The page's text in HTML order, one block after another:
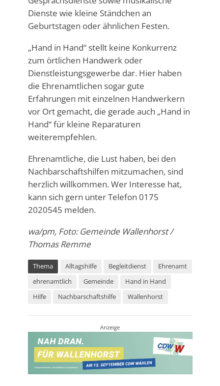
Dienste wie kleine Ständchen an
Geburtstagen oder ähnlichen Festen.
„Hand in Hand“ stellt keine Konkurrenz
zum örtlichen Handwerk oder
Dienstleistungsgewerbe dar. Hier haben
die Ehrenamtlichen sogar gute
Erfahrungen mit einzelnen Handwerkern
vor Ort gemacht, die gerade auch „Hand in
Hand“ für kleine Reparaturen
weiterempfehlen.
Ehrenamtliche, die Lust haben, bei den
Nachbarschaftshilfen mitzumachen, sind
herzlich willkommen. Wer Interesse hat,
kann sich gern unter Telefon 0175
2020545 melden.
wa/pm, Foto: Gemeinde Wallenhorst /
Thomas Remme
Thema Alltagshilfe Begleitdienst
Ehrenamt
ehrenamtlich
Gemeinde
Hand in Hand
Hilfe
Nachbarschaftshilfe Wallenhorst
Anzeige